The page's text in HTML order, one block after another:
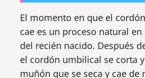
El momento en que el
cae es un proceso natural
del recién nacido. Después
el cordón umbilical se corta
muñón que se seca y cae de